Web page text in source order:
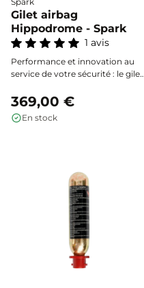
Gilet airbag
Hippodrome - Spark
1 avis
Performance et innovation au
service de votre sécurité : le gilet
protège efficacement le cou, le
dos, la colonne vertébrale et le
coccyx grâce à un déploiement
369,00 €
En stock